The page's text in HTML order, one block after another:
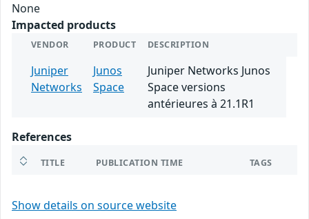
None
Impacted products
VENDOR PRODUCT DESCRIPTION
Juniper
Networks
Junos
Space
Juniper Networks Junos
Space versions
antérieures à 21.1R1
References
TITLE PUBLICATION TIME TAGS
Show details on source website